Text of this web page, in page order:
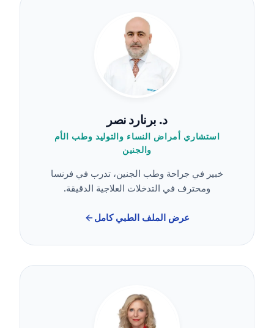
د. برنارد نصر
استشاري أمراض النساء والتوليد وطب الأم
والجنين
خبير في جراحة وطب الجنين، تدرب في فرنسا
ومحترف في التدخلات العلاجية الدقيقة.
عرض الملف الطبي كامل